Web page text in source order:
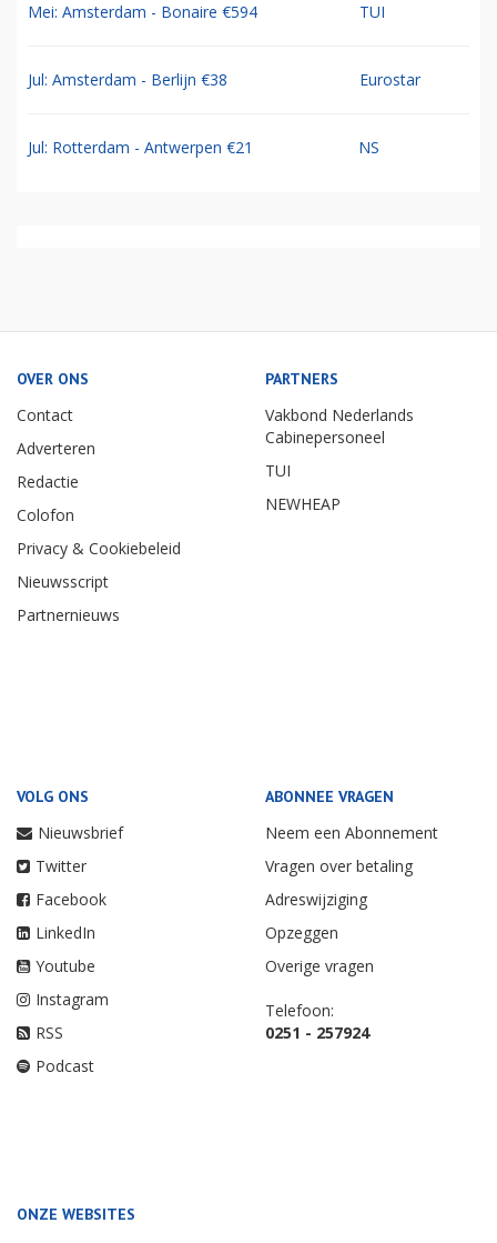
Mei: Amsterdam - Bonaire €594 TUI
Jul: Amsterdam - Berlijn €38 Eurostar
Jul: Rotterdam - Antwerpen €21 NS
OVER ONS
Contact
Adverteren
Redactie
Colofon
Privacy & Cookiebeleid
Nieuwsscript
Partnernieuws
PARTNERS
Vakbond Nederlands
Cabinepersoneel
TUI
NEWHEAP
VOLG ONS
Nieuwsbrief
Twitter
Facebook
LinkedIn
Youtube
Instagram
RSS
Podcast
ABONNEE VRAGEN
Neem een Abonnement
Vragen over betaling
Adreswijziging
Opzeggen
Overige vragen
Telefoon:
0251 - 257924
ONZE WEBSITES